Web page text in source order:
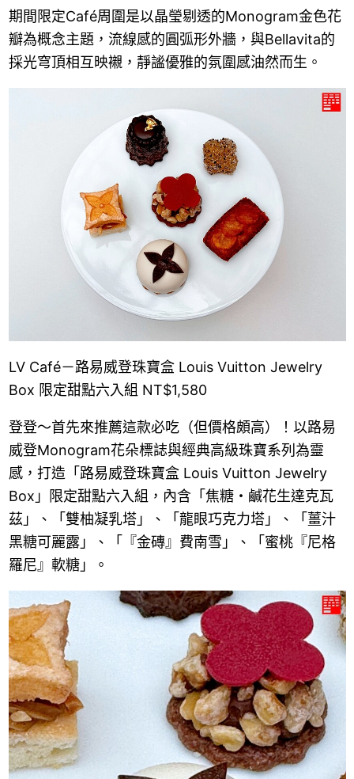
期間限定Café周圍是以晶瑩剔透的Monogram金色花
瓣為概念主題，流線感的圓弧形外牆，與Bellavita的
採光穹頂相互映襯，靜謐優雅的氛圍感油然而生。
LV Café－路易威登珠寶盒 Louis Vuitton Jewelry
Box 限定甜點六入組 NT$1,580
登登～首先來推薦這款必吃（但價格頗高）！以路易
威登Monogram花朵標誌與經典高級珠寶系列為靈
感，打造「路易威登珠寶盒 Louis Vuitton Jewelry
Box​」限定甜點六入組，內含「焦糖・鹹花生達克瓦
茲」、「雙柚凝乳塔」、「龍眼巧克力塔」、「薑汁
黑糖可麗露」、「『金磚』費南雪」、「蜜桃『尼格
羅尼』軟糖」。